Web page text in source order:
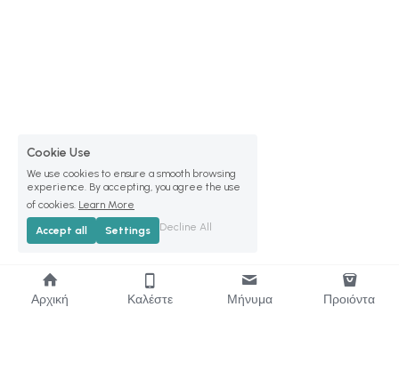
Αρχική Καλέστε Μήνυμα Προιόντα
Cookie Use
We use cookies to ensure a smooth browsing
experience. By accepting, you agree the use
of cookies. Learn More
Accept all Settings Decline All